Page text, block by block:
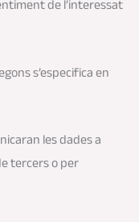
de l’interessat
s’especifica en
les dades a
tercers o per